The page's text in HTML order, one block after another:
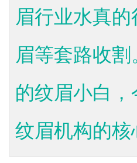
眉行业水真
眉等套路收
的纹眉小白
纹眉机构的